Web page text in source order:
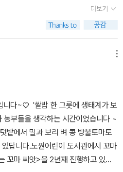
서 즐겁고 더욱 즐거운 시간이 되었
들어 보기로 했는데독후활동도 더욱
네요.밥상에 쌀밥이 오르기까지 얼
나 많은 수고가 들어가는지새삼 느끼
야 겠다는 생각을 하는 아이들이너무
기부터 추수하는 계절까지 벼농사를
, 계절이 바뀌고 논에 먹을 게 있고
적응하는지도 잘 나타나 있답니다.
이 알을 막 낳기 시작하고,따뜻한 바
친구들이 날아오지만, 추수할 무렵
라 겨울을 나는 방법이 다 다르다는
화와 함께 달라지는 논 생태계의 양
이와 함께 독후 활동 하면서 보기에도
경험한 적이 없는데 지식그림책으
짓기위해서 우리를 도와주는 동물
나가 모두모여서 일년 농사를 일궈
도 있지만 표지부터 아이들의 호기
그릇속에 담겨있는 쌀밥과 동물친구
시나요?​ 진혁이는 농사를 짓고 계시
.진혁이가 자주 내려와 농사일을 도와
대요.할아버지는 쌀밥을 좋아하는 진
이 더 많은 현미도 같이 섞어먹으라고
내주셨어요.엄마는 백미와 현미를 섞
전 맛있는 밥을 먹을수 있게 도와준
니께 고마운마음을 담아 눈을 감고
자 밥상 주위에 논 친구들이 몰려와
더보기
니다~♡ '쌀밥 한 그릇에 생태계가 보
부들을 생각하는 시간이었습니다 ~
에서 밀과 보리 벼 콩 방울토마토
답니다.노원어린이 도서관에서 꼬마
꼬마 씨앗>을 2년재 진행하고 있답